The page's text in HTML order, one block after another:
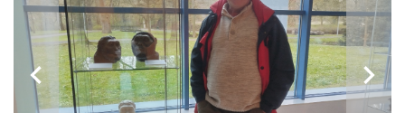
chevron_left chevron_right